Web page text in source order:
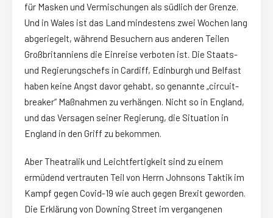
für Masken und Vermischungen als südlich der Grenze.
Und in Wales ist das Land mindestens zwei Wochen lang
abgeriegelt, während Besuchern aus anderen Teilen
Großbritanniens die Einreise verboten ist. Die Staats-
und Regierungschefs in Cardiff, Edinburgh und Belfast
haben keine Angst davor gehabt, so genannte „circuit-
breaker“ Maßnahmen zu verhängen. Nicht so in England,
und das Versagen seiner Regierung, die Situation in
England in den Griff zu bekommen.
Aber Theatralik und Leichtfertigkeit sind zu einem
ermüdend vertrauten Teil von Herrn Johnsons Taktik im
Kampf gegen Covid-19 wie auch gegen Brexit geworden.
Die Erklärung von Downing Street im vergangenen